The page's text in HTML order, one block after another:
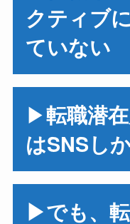
クティブ
ていない
▶転職潜
はSNSし
▶でも、